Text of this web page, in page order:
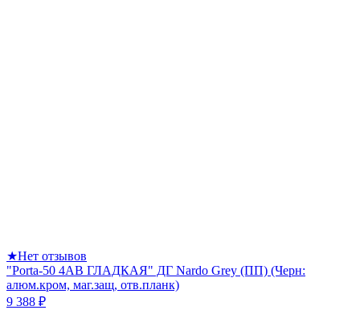
★Нет отзывов
"Porta-50 4AB ГЛАДКАЯ" ДГ Nardo Grey (ПП) (Черн:
алюм.кром, маг.защ, отв.планк)
9 388 ₽